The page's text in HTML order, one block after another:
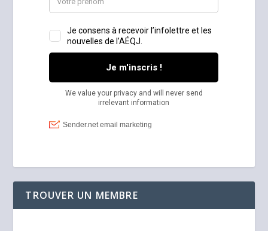
TROUVER UN MEMBRE